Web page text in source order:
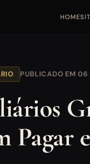
HOME
PUBLICADO EM 06
Pagar